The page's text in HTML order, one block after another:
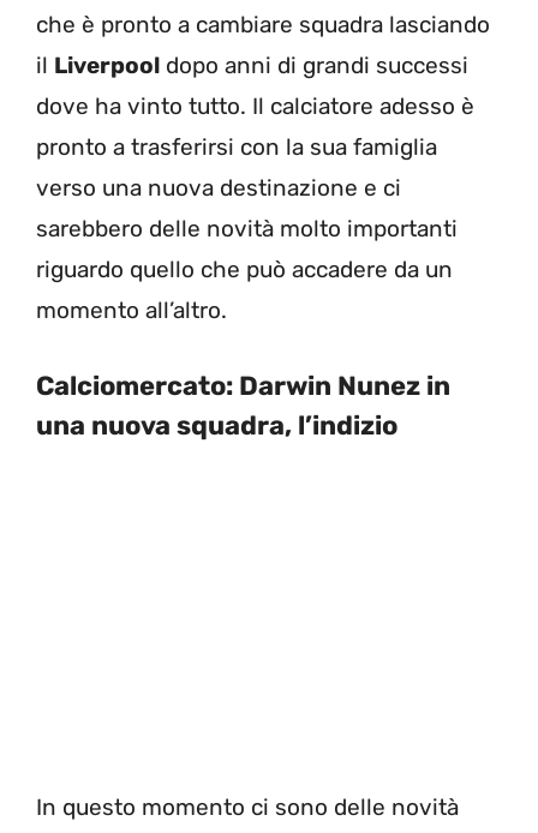
che è pronto a cambiare squadra lasciando
il Liverpool dopo anni di grandi successi
dove ha vinto tutto. Il calciatore adesso è
pronto a trasferirsi con la sua famiglia
verso una nuova destinazione e ci
sarebbero delle novità molto importanti
riguardo quello che può accadere da un
momento all’altro.
Calciomercato: Darwin Nunez in
una nuova squadra, l’indizio
In questo momento ci sono delle novità